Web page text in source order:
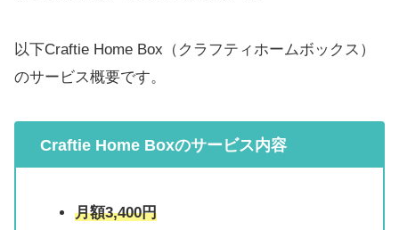
以下Craftie Home Box（クラフティホームボックス）
のサービス概要です。
Craftie Home Boxのサービス内容
月額3,400円